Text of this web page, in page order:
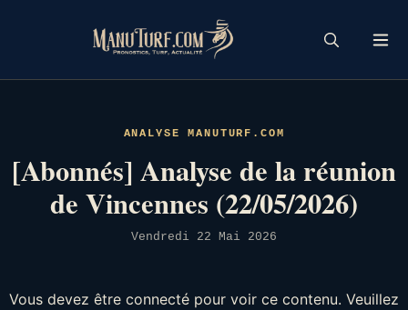
ANALYSE MANUTURF.COM
[Abonnés] Analyse de la réunion
de Vincennes (22/05/2026)
Vendredi 22 Mai 2026
Vous devez être connecté pour voir ce contenu. Veuillez